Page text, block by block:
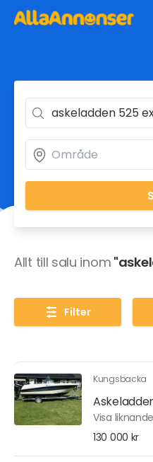
Allt till salu inom
Filter
Kungsbacka
Visa liknande
130 000 kr